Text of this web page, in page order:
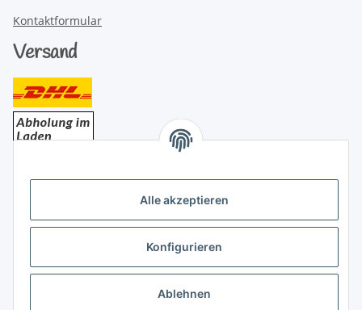
Alle akzeptieren
Konfigurieren
Ablehnen
Kontaktformular
Versand